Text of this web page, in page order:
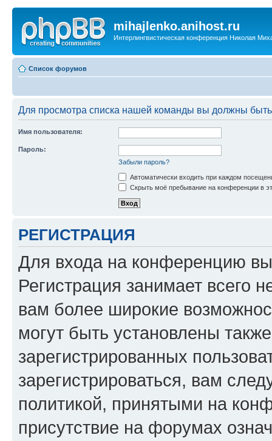
mihajlenko.anihost.ru
Интерлингвистическая конференция Николая
Список форумов
Для просмотра списка нашей команды вы должны
Имя пользователя:
Пароль:
Забыли пароль?
Автоматически входить при каждом
Скрыть моё пребывание на конференции в
РЕГИСТРАЦИЯ
Для входа на конференцию
Регистрация занимает всего
вам более широкие
могут быть установлены
зарегистрированных
зарегистрироваться, вам
политикой, принятыми на
присутствие на форумах